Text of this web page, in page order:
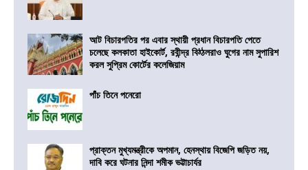
আট বিচারপতির পর এবার স্থায়ী প্রধান বিচারপতি পেতে
চলেছে কলকাতা হাইকোর্ট, রবীন্দ্র বিঠ্ঠলরাও ঘুগের নাম সুপারিশ
করল সুপ্রিম কোর্টের কলেজিয়াম
পাঁচ তিনে পনেরো
প্রাক্তন মুখ্যমন্ত্রীকে অপমান, হেনস্থায় বিজেপি জড়িত নয়,
দাবি করে ঘটনার নিন্দা শমীক ভট্টাচার্যর